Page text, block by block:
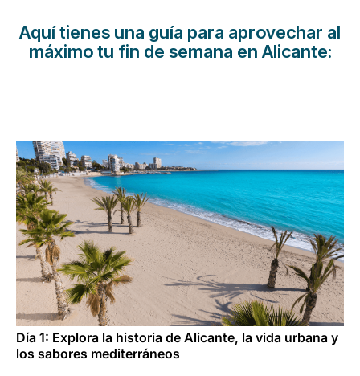
Aquí tienes una guía para aprovechar al
máximo tu fin de semana en Alicante:
Día 1: Explora la historia de Alicante, la vida urbana y
los sabores mediterráneos